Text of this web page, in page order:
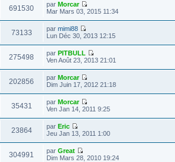
691530 par Morcar
Mar Mars 03, 2015 11:34
73133 par mimi88
Lun Déc 30, 2013 12:15
275498 par PITBULL
Ven Août 23, 2013 21:01
202856 par Morcar
Dim Juin 17, 2012 21:18
35431 par Morcar
Ven Jan 14, 2011 9:25
23864 par Eric
Jeu Jan 13, 2011 1:00
304991 par Great
Dim Mars 28, 2010 19:24